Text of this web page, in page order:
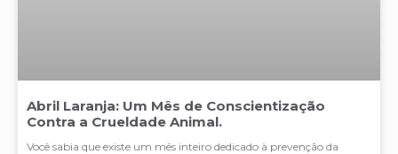
Abril Laranja: Um Mês de Conscientização
Contra a Crueldade Animal.
Você sabia que existe um mês inteiro dedicado à prevenção da